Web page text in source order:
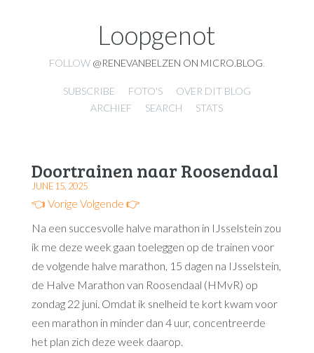
Loopgenot
FOLLOW @RENEVANBELZEN ON MICRO.BLOG
SUBSCRIBE FOTO'S
OVER DIT BLOG
ARCHIEF
SEARCH STATS
Doortrainen naar Roosendaal
JUNE 15, 2025
👈 Vorige Volgende 👉
Na een succesvolle halve marathon in IJsselstein zou
ik me deze week gaan toeleggen op de trainen voor
de volgende halve marathon, 15 dagen na IJsselstein,
de Halve Marathon van Roosendaal (HMvR) op
zondag 22 juni. Omdat ik snelheid te kort kwam voor
een marathon in minder dan 4 uur, concentreerde
het plan zich deze week daarop.